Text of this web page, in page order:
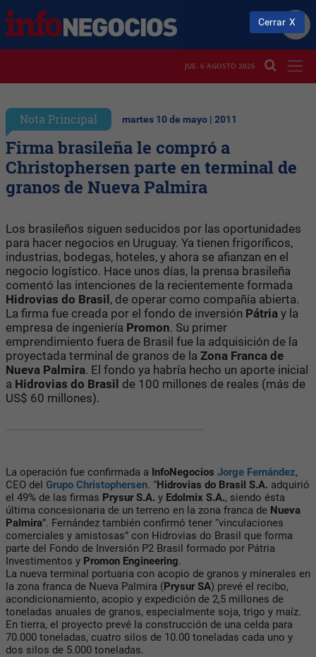
JUE. 6 AGOSTO 2026
Nota Principal martes 10 de mayo | 2011
Firma brasileña le compró a
Christophersen parte en terminal de
granos de Nueva Palmira
Los brasileños siguen seducidos por las oportunidades
para hacer negocios en Uruguay. Ya tienen frigoríficos,
industrias, bodegas, hoteles, y ahora se afianzan en el
negocio logístico. Hace unos días, la prensa brasileña
comentó las intenciones de la recientemente formada
Hidrovias do Brasil, de operar como compañía abierta.
La firma fue creada por el fondo de inversión Pátria y la
empresa de ingeniería Promon. Su primer
emprendimiento fuera de Brasil fue la adquisición de la
proyectada terminal de granos de la Zona Franca de
Nueva Palmira. El fondo ya habría hecho un aporte inicial
a Hidrovias do Brasil de 100 millones de reales (más de
US$ 60 millones).
La operación fue confirmada a InfoNegocios Jorge Fernández,
CEO del Grupo Christophersen. “Hidrovias do Brasil S.A. adquirió
el 49% de las firmas Prysur S.A. y Edolmix S.A., siendo ésta
última concesionaria de un terreno en la zona franca de Nueva
Palmira”. Fernández también confirmó tener “vinculaciones
comerciales y amistosas” con Hidrovias do Brasil que forma
parte del Fondo de Inversión P2 Brasil formado por Pátria
Investimentos y Promon Engineering.
La nueva terminal portuaria con acopio de granos y minerales en
la zona franca de Nueva Palmira (Prysur SA) prevé el recibo,
acondicionamiento, acopio y expedición de 2,5 millones de
toneladas anuales de granos, especialmente soja, trigo y maíz.
En tierra, el proyecto prevé la construcción de una celda para
70.000 toneladas, cuatro silos de 10.00 toneladas cada uno y
dos silos de 5.000 toneladas.
Cerrar